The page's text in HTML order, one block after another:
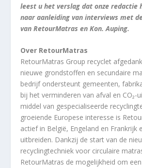
leest u het verslag dat onze redactie
naar aanleiding van interviews met
van RetourMatras en Kon. Auping.
Over RetourMatras
RetourMatras Group recyclet
nieuwe grondstoffen en secundaire
bedrijf ondersteunt gemeenten,
bij het verminderen van afval en
middel van gespecialiseerde
groeiende Europese interesse is
actief in België, Engeland en Frankrijk
uitbreiden. Dankzij de start van de
recyclingtechniek voor circulaire
RetourMatras de mogelijkheid om